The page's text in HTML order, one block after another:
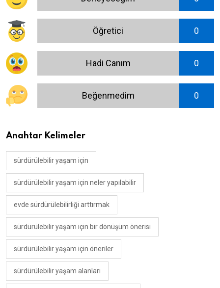
Öğretici 0
Hadi Canım 0
Beğenmedim 0
Anahtar Kelimeler
sürdürülebilir yaşam için
sürdürülebilir yaşam için neler yapılabilir
evde sürdürülebilirliği arttırmak
sürdürülebilir yaşam için bir dönüşüm önerisi
sürdürülebilir yaşam için öneriler
sürdürülebilir yaşam alanları